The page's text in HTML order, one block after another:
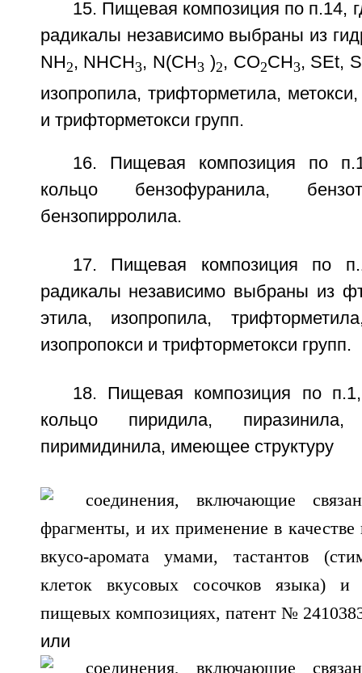
15. Пищевая композиция по п.14,
радикалы независимо выбраны из
NH2, NHCH3, N(СН3 )2, СО2СН3, SEt,
изопропила, трифторметила, метокси,
и трифторметокси групп.
16. Пищевая композиция по
кольцо бензофуранила,
бензопирролила.
17. Пищевая композиция по
радикалы независимо выбраны из
этила, изопропила,
изопропокси и трифторметокси групп.
18. Пищевая композиция по
кольцо пиридила,
пиримидинила, имеющее структуру
или